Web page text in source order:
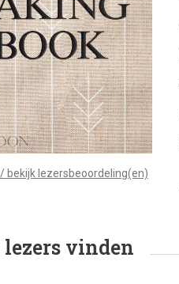
bekijk lezersbeoordeling(en)
vinden